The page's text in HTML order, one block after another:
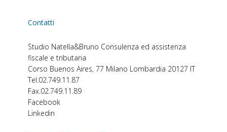
Contatti
Studio Natella&Bruno Consulenza ed assistenza
fiscale e tributaria
Corso Buenos Aires, 77 Milano Lombardia 20127 IT
Tel.02.749.11.87
Fax.02.749.11.89
Facebook
Linkedin